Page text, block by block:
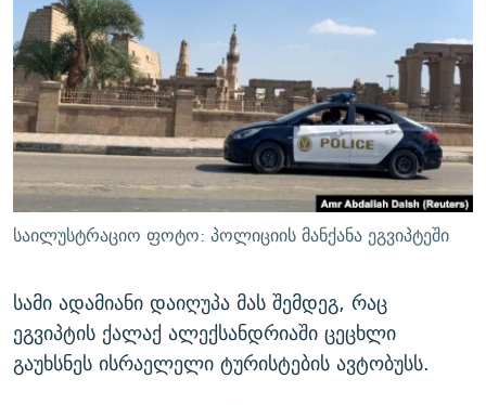
ᲛᲝᲚᲐᲞᲐᲠᲐᲙᲔ ᲢᲔᲥᲡᲢᲔᲑᲘ
ᲨᲘᲜ - ᲣᲪᲮᲝᲔᲗᲨᲘ
ᲚᲘᲢᲔᲠᲐᲢᲣᲠᲣᲚᲘ ᲬᲐᲮᲜᲐᲒᲔᲑᲘ
ᲐᲛᲔᲠᲘᲙᲣᲚᲘ ᲛᲝᲗᲮᲠᲝᲑᲐ
ᲘᲛᲞᲔᲠᲘᲐ ᲓᲐ ᲠᲐᲓᲘᲝ
ᲩᲔᲛᲘ ᲡᲘᲙᲕᲓᲘᲚᲘᲡ ᲛᲘᲖᲔᲖᲘᲐ COVID-19
11 ᲬᲔᲚᲘ - 11 ᲐᲛᲑᲐᲕᲘ
ᲡᲐᲞᲐᲠᲚᲐᲛᲔᲜᲢᲝ ᲐᲠᲩᲔᲕᲜᲔᲑᲘᲡ ᲘᲡᲢᲝᲠᲘᲐ
ᲑᲐᲕᲨᲕᲔᲑᲘ ᲞᲠᲝᲡᲢᲘᲢᲣᲪᲘᲐᲨᲘ - ᲐᲛᲝᲣᲗᲥᲛᲔᲚᲘ ᲐᲛᲑᲐᲕᲘ
5 ᲐᲛᲑᲐᲕᲘ - 20 ᲘᲕᲜᲘᲡᲡ ᲓᲐᲨᲐᲕᲔᲑᲣᲚᲔᲑᲘ
ᲐᲒᲕᲘᲡᲢᲝᲡ ᲝᲛᲘ
ПРИВЕТ ᲙᲣᲚᲢᲣᲠᲐ
ᲒᲐᲛᲝᲘᲬᲔᲠᲔ
რთე/რთ-ის ყველა საიტი
საილუსტრაციო ფოტო: პოლიციის მანქანა ეგვიპტეში
სამი ადამიანი დაიღუპა მას შემდეგ, რაც
ეგვიპტის ქალაქ ალექსანდრიაში ცეცხლი
გაუხსნეს ისრაელელი ტურისტების ავტობუსს.